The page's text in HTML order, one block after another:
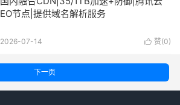
EO节点|提供域名解析服务
 赞(0)
2026-07-14
下一页